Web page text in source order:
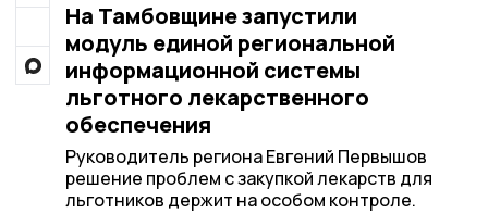
На Тамбовщине запустили
модуль единой региональной
информационной системы
льготного лекарственного
обеспечения
Руководитель региона Евгений Первышов
решение проблем с закупкой лекарств для
льготников держит на особом контроле.